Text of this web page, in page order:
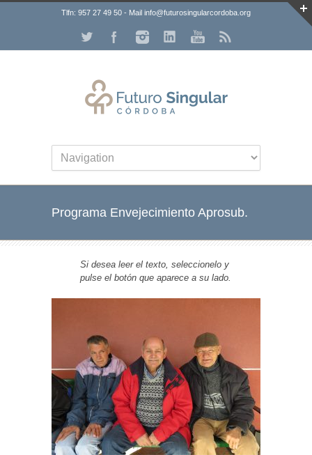
Tlfn: 957 27 49 50 - Mail info@futurosingularcordoba.org
Programa Envejecimiento Aprosub.
Si desea leer el texto, seleccionelo y
pulse el botón que aparece a su lado.